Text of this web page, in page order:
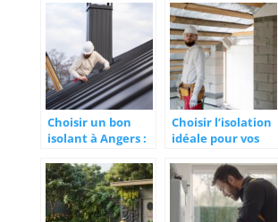
maison
Choisir un bon
isolant à Angers :
indispensables
Choisir l’isolation
idéale pour vos